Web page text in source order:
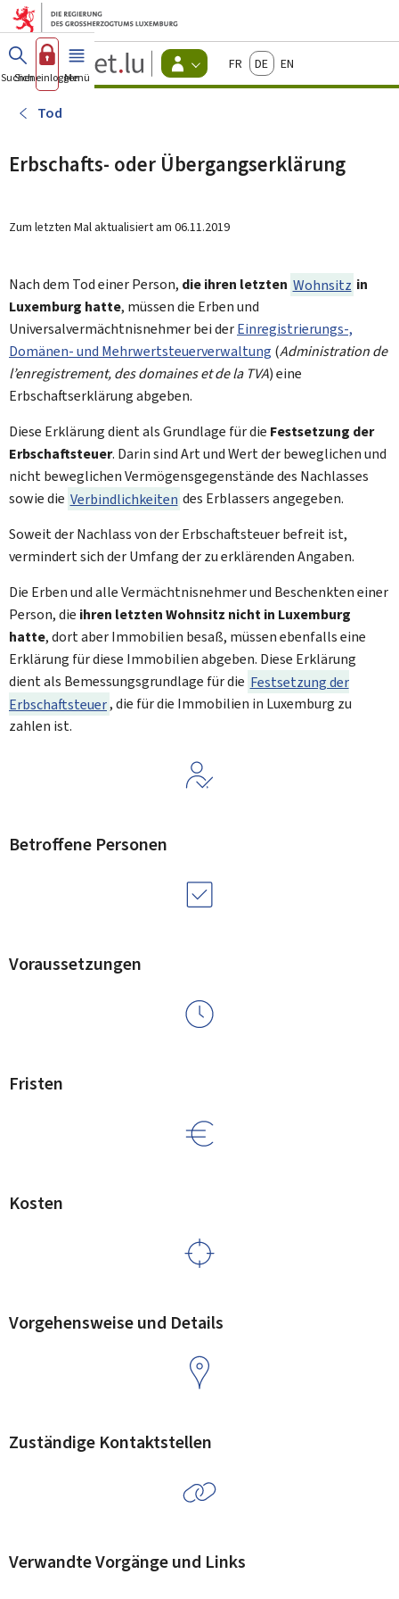
Zum Hauptmenü
Zum Inhalt
Guichet.lu
Changer
d'espace
actif
FrançaisDeutschEnglish
Suchen
Sich einloggen
Menü Haupt-
Tod
Erbschafts- oder Übergangserklärung
Zum letzten Mal aktualisiert am 06.11.2019
Nach dem Tod einer Person, die ihren letzten Wohnsitz in
Luxemburg hatte, müssen die Erben und
Universalvermächtnisnehmer bei derEinregistrierungs-,
Domänen- und Mehrwertsteuerverwaltung (Administration de
l’enregistrement, des domaines et de la TVA) eine
Erbschaftserklärung abgeben.
Diese Erklärung dient als Grundlage für die Festsetzung der
Erbschaftsteuer. Darin sind Art und Wert der beweglichen und
nicht beweglichen Vermögensgegenstände des Nachlasses
sowie die Verbindlichkeiten des Erblassers angegeben.
Soweit der Nachlass von der Erbschaftsteuer befreit ist,
vermindert sich der Umfang der zu erklärenden Angaben.
Die Erben und alle Vermächtnisnehmer und Beschenkten einer
Person, die ihren letzten Wohnsitz nicht in Luxemburg
hatte, dort aber Immobilien besaß, müssen ebenfalls eine
Erklärung für diese Immobilien abgeben. Diese Erklärung
dient als Bemessungsgrundlage für die Festsetzung der
Erbschaftsteuer, die für die Immobilien in Luxemburg zu
zahlen ist.
Betroffene Personen
Voraussetzungen
Fristen
Kosten
Vorgehensweise und Details
Zuständige Kontaktstellen
Verwandte Vorgänge und Links